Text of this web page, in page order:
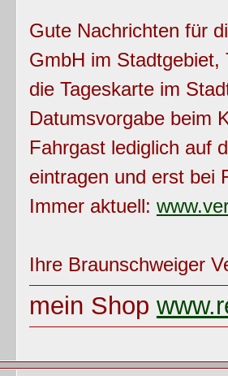
Gute Nachrichten für
GmbH im Stadtgebiet,
die Tageskarte im
Datumsvorgabe beim
Fahrgast lediglich auf
eintragen und erst bei
Immer aktuell:
Ihre Braunschweiger
mein Shop